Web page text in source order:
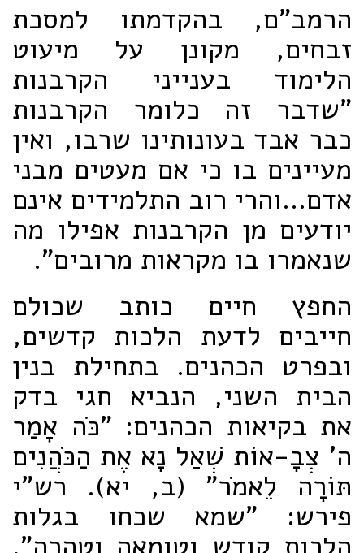
הרמב"ם, בהקדמתו למסכת
זבחים, מקונן על מיעוט
הלימוד בענייני הקרבנות
"שדבר זה כלומר הקרבנות
כבר אבד בעונותינו שרבו, ואין
מעיינים בו כי אם מעטים מבני
אדם...והרי רוב התלמידים אינם
יודעים מן הקרבנות אפילו מה
שנאמרו בו מקראות מרובים".
החפץ חיים כותב שכולם
חייבים לדעת הלכות קדשים,
ובפרט הכהנים. בתחילת בנין
הבית השני, הנביא חגי בדק
את בקיאות הכהנים: "כֹּה אָמַר
ה' צְבָ-אוֹת שְׁאַל נָא אֶת הַכֹּהֲנִים
תּוֹרָה לֵאמֹר" (ב, יא). רש"י
פירש: "שמא שכחו בגלות